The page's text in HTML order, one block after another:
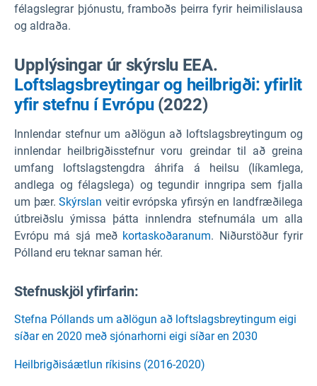
félagslegrar þjónustu, framboðs þeirra fyrir heimilislausa
og aldraða.
Upplýsingar úr skýrslu EEA.
Loftslagsbreytingar og heilbrigði: yfirlit
yfir stefnu í Evrópu(2022)
Innlendar stefnur um aðlögun að loftslagsbreytingum og
innlendar heilbrigðisstefnur voru greindar til að greina
umfang loftslagstengdra áhrifa á heilsu (líkamlega,
andlega og félagslega) og tegundir inngripa sem fjalla
um þær.Skýrslan veitir evrópska yfirsýn en landfræðilega
útbreiðslu ýmissa þátta innlendra stefnumála um alla
Evrópu má sjá með kortaskoðaranum. Niðurstöður fyrir
Pólland eru teknar saman hér.
Stefnuskjöl yfirfarin:
Stefna Póllands um aðlögun að loftslagsbreytingum eigi
síðar en 2020 með sjónarhorni eigi síðar en 2030
Heilbrigðisáætlun ríkisins (2016-2020)